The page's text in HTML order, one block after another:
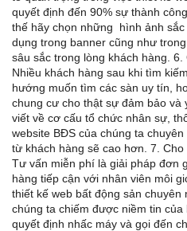
quyết định đến 90% sự thành
thế hãy chọn những hình ảnh
dụng trong banner cũng như
sâu sắc trong lòng khách hàng.
Nhiều khách hàng sau khi tìm
hướng muốn tìm các sàn uy tín,
chung cư cho thật sự đảm bảo và
viết về cơ cấu tổ chức nhân sự,
website BĐS của chúng ta
từ khách hàng sẽ cao hơn. 7.
Tư vấn miễn phí là giải pháp đơn
hàng tiếp cận với nhân viên môi
thiết kế web bất động sản
chúng ta chiếm được niềm tin
quyết định nhấc máy và gọi đến